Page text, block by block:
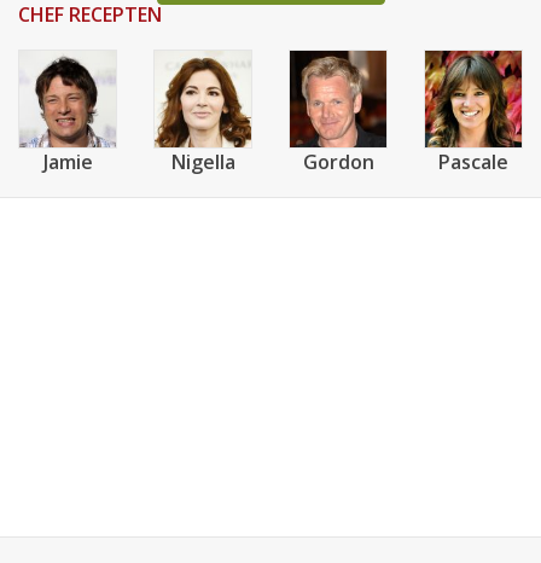
CHEF RECEPTEN
Jamie Nigella Gordon Pascale